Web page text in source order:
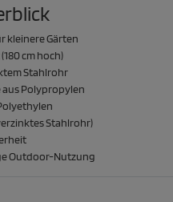
kleinere Gärten
cm hoch)
Stahlrohr
Polypropylen
Stahlrohr)
Outdoor-Nutzung